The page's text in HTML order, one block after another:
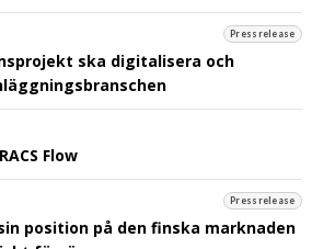
Pressrelease
ska digitalisera och
Flow
Pressrelease
position på den finska marknaden